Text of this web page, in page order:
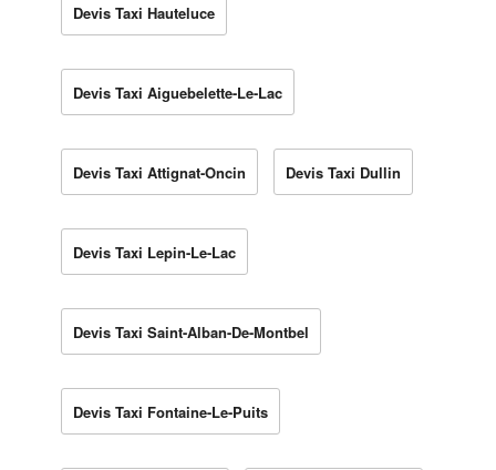
Devis Taxi Hauteluce
Devis Taxi Aiguebelette-Le-Lac
Devis Taxi Attignat-Oncin Devis Taxi Dullin
Devis Taxi Lepin-Le-Lac
Devis Taxi Saint-Alban-De-Montbel
Devis Taxi Fontaine-Le-Puits